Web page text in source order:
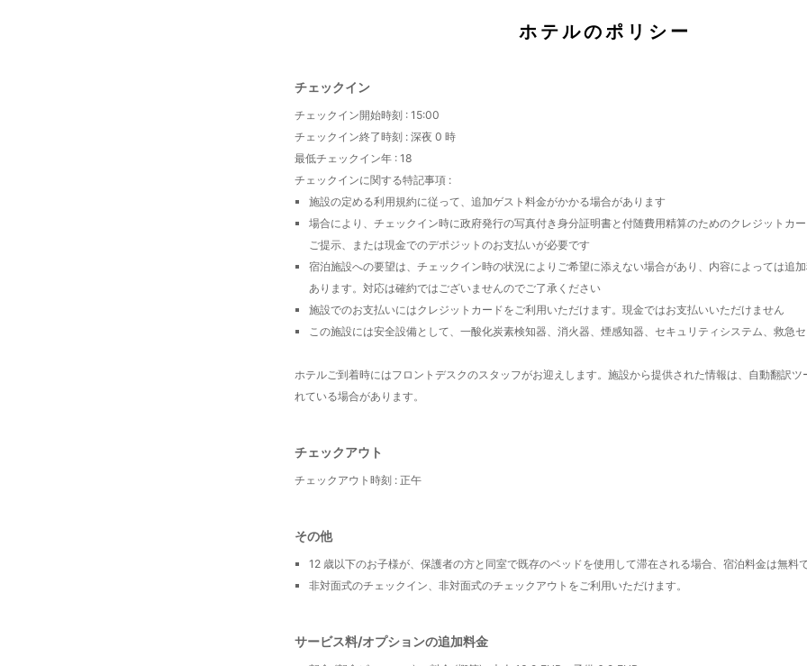
バー / ラウンジで 1 杯飲んで楽しみましょう。朝食ビュッフェは、平日は 6:30 ～ 10:00 まで、週末は
ホテルのポリシー
チェックイン
チェックイン開始時刻 : 15:00
チェックイン終了時刻 : 深夜 0 時
最低チェックイン年 : 18
チェックインに関する特記事項 :
施設の定める利用規約に従って、追加ゲスト料金がかかる場合があります
場合により、チェックイン時に政府発行の写真付き身分証明書と付随費用精算のためのクレジットカ
ご提示、または現金でのデポジットのお支払いが必要です
宿泊施設への要望は、チェックイン時の状況によりご希望に添えない場合があり、内容によっては追
あります。対応は確約ではございませんのでご了承ください
施設でのお支払いにはクレジットカードをご利用いただけます。現金ではお支払いいただけません
この施設には安全設備として、一酸化炭素検知器、消火器、煙感知器、セキュリティシステム、救急
ホテルご到着時にはフロントデスクのスタッフがお迎えします。施設から提供された情報は、自動翻訳ツ
れている場合があります。
チェックアウト
チェックアウト時刻 : 正午
その他
12 歳以下のお子様が、保護者の方と同室で既存のベッドを使用して滞在される場合、宿泊料金は無料で
非対面式のチェックイン、非対面式のチェックアウトをご利用いただけます。
サービス料/オプションの追加料金